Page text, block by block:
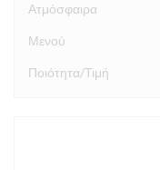
Ατμόσφαιρα
Μενού
Ποιότητα/Τιμή